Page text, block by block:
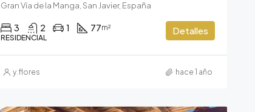
Gran Vía de la Manga, San Javier, España
3 2 1 77m²
RESIDENCIAL
Detalles
y.flores hace 1 año